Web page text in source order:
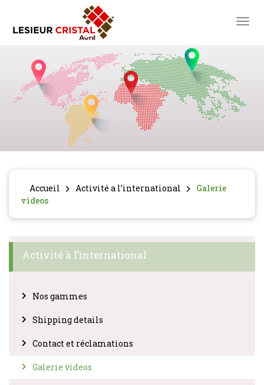
Accueil Activité a l’international
Galerie
videos
Activité à l’international
Nos gammes
Shipping details
Contact et réclamations
Galerie videos